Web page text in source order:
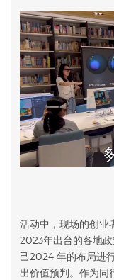
活动中，现场的创业
2023年出台的各地
己2024 年的布局进
出价值预判。作为同